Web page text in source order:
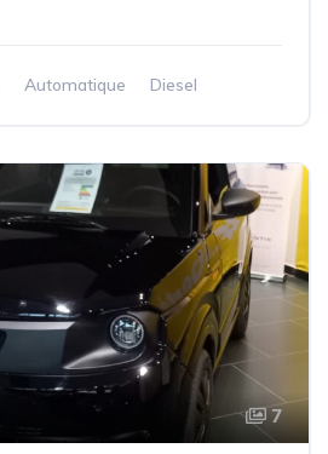
Automatique Diesel
7